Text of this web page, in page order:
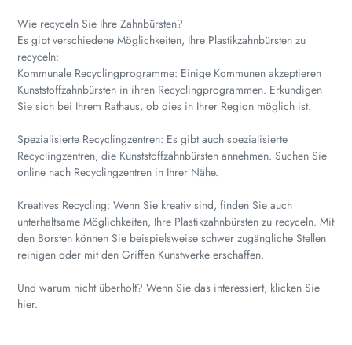
Wie recyceln Sie Ihre Zahnbürsten?
Es gibt verschiedene Möglichkeiten, Ihre Plastikzahnbürsten zu
recyceln:
Kommunale Recyclingprogramme: Einige Kommunen akzeptieren
Kunststoffzahnbürsten in ihren Recyclingprogrammen. Erkundigen
Sie sich bei Ihrem Rathaus, ob dies in Ihrer Region möglich ist.
Spezialisierte Recyclingzentren: Es gibt auch spezialisierte
Recyclingzentren, die Kunststoffzahnbürsten annehmen. Suchen Sie
online nach Recyclingzentren in Ihrer Nähe.
Kreatives Recycling: Wenn Sie kreativ sind, finden Sie auch
unterhaltsame Möglichkeiten, Ihre Plastikzahnbürsten zu recyceln. Mit
den Borsten können Sie beispielsweise schwer zugängliche Stellen
reinigen oder mit den Griffen Kunstwerke erschaffen.
Und warum nicht überholt? Wenn Sie das interessiert, klicken Sie
hier.